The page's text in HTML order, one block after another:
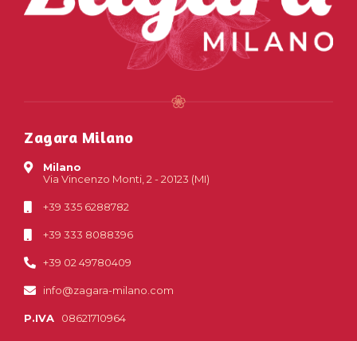
Zagara Milano
Milano
Via Vincenzo Monti, 2 - 20123 (MI)
+39 335 6288782
+39 333 8088396
+39 02 49780409
info@zagara-milano.com
P.IVA 08621710964